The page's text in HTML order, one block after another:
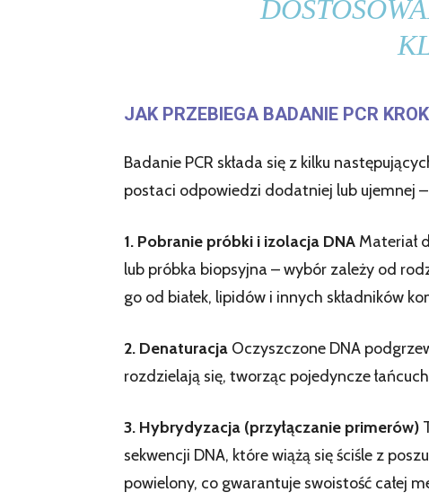
JAK PRZEBIEGA BADANIE PCR
Badanie PCR składa się z kilku
postaci odpowiedzi dodatniej lub ujemnej
1. Pobranie próbki i izolacja DNA Materiał
lub próbka biopsyjna – wybór zależy od
go od białek, lipidów i innych składników
2. Denaturacja Oczyszczone DNA
rozdzielają się, tworząc pojedyncze
3. Hybrydyzacja (przyłączanie primerów)
sekwencji DNA, które wiążą się ściśle z
powielony, co gwarantuje swoistość całej